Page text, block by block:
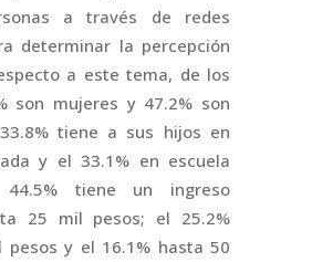
a través de redes
determinar la percepción
a este tema, de los
son mujeres y 47.2% son
tiene a sus hijos en
y el 33.1% en escuela
tiene un ingreso
25 mil pesos; el 25.2%
pesos y el 16.1% hasta 50